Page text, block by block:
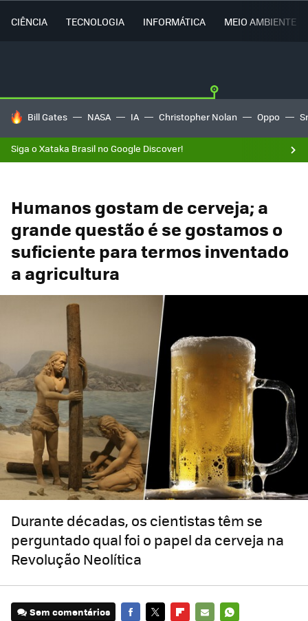
CIÊNCIA TECNOLOGIA INFORMÁTICA MEIO AMBIENTE
TENDÊNCIAS DO DIA
Bill Gates NASA IA Christopher Nolan Oppo
Siga o Xataka Brasil no Google Discover!
Humanos gostam de cerveja; a
grande questão é se gostamos o
suficiente para termos inventado
a agricultura
Durante décadas, os cientistas têm se
perguntado qual foi o papel da cerveja na
Revolução Neolítica
Sem comentários